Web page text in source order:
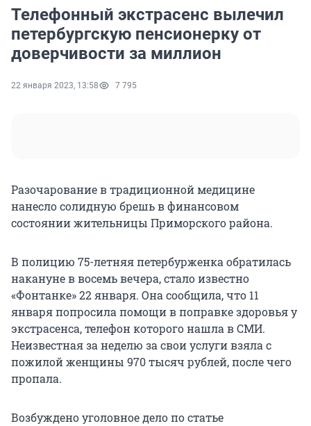
Телефонный экстрасенс вылечил
петербургскую пенсионерку от
доверчивости за миллион
22 января 2023, 13:58 7 795
Разочарование в традиционной медицине
нанесло солидную брешь в финансовом
состоянии жительницы Приморского района.
В полицию 75-летняя петербурженка обратилась
накануне в восемь вечера, стало известно
«Фонтанке» 22 января. Она сообщила, что 11
января попросила помощи в поправке здоровья у
экстрасенса, телефон которого нашла в СМИ.
Неизвестная за неделю за свои услуги взяла с
пожилой женщины 970 тысяч рублей, после чего
пропала.
Возбуждено уголовное дело по статье